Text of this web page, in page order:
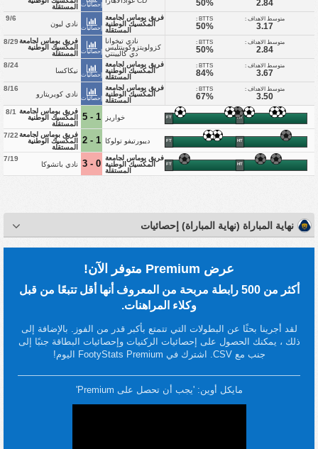
المستقلة
إحصائيات 2.84
50%
9/6
نادي ليون
إحصائيات
فريق بوماس لجامعة
المكسيك الوطنية
المستقلة
متوسط الاهداف :
3.17
BTTS :
50%
8/29فريق بوماس لجامعة
المكسيك الوطنية
المستقلة
إحصائيات
نادي تيخوانا
كزولويتزوكوينتليس
دي كاليينتي
متوسط الاهداف :
2.84
BTTS :
50%
8/24
نيكاكسا
إحصائيات
فريق بوماس لجامعة
المكسيك الوطنية
المستقلة
متوسط الاهداف :
3.67
BTTS :
84%
8/16
نادي كويريتارو
إحصائيات
فريق بوماس لجامعة
المكسيك الوطنية
المستقلة
متوسط الاهداف :
3.50
BTTS :
67%
8/1 فريق بوماس لجامعة
المكسيك الوطنية
المستقلة
1 - 5 خواريز HT
FT
7/22فريق بوماس لجامعة
المكسيك الوطنية
المستقلة
1 - 2 ديبورتيفو تولوكا HT
FT
7/19
نادي باتشوكا 0 - 3
فريق بوماس لجامعة
المكسيك الوطنية
المستقلة
HT
FT
نهاية المباراة (نهاية المباراة) إحصائيات
عرض Premium متوفر الآن!
أكثر من 500 رابطة مربحة من المعروف أنها أقل تتبعًا من قبل
وكلاء المراهنات.
لقد أجرينا بحثًا عن البطولات التي تتمتع بأكبر قدر من الفوز. بالإضافة إلى
ذلك ، يمكنك الحصول على إحصائيات الركنيات وإحصائيات البطاقة جنبًا إلى
جنب مع CSV. اشترك في FootyStats Premium اليوم!
مايكل أوين: 'يجب أن تحصل على Premium'